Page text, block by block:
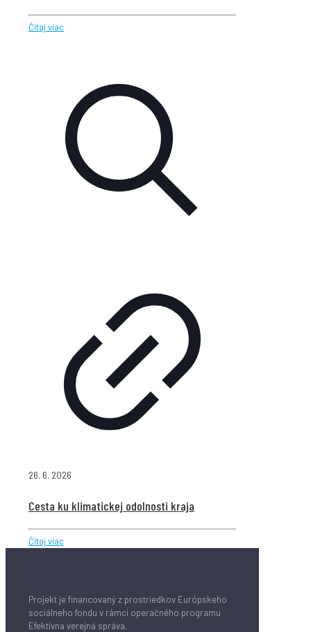
Čítaj viac
26. 6. 2026
Cesta ku klimatickej odolnosti kraja
Čítaj viac
Projekt je financovaný z prostriedkov Európskeho
sociálneho fondu v rámci operačného programu
Efektívna verejná správa.